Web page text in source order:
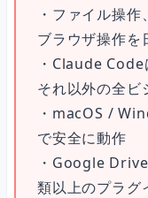
・ファイル操作
ブラウザ操作を
・Claude
それ以外の全ビ
・macOS /
で安全に動作
・Google
類以上のプラグ